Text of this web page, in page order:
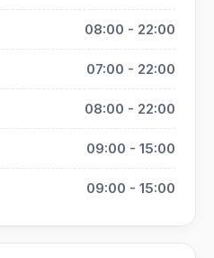
08:00 - 22:00
07:00 - 22:00
08:00 - 22:00
09:00 - 15:00
09:00 - 15:00